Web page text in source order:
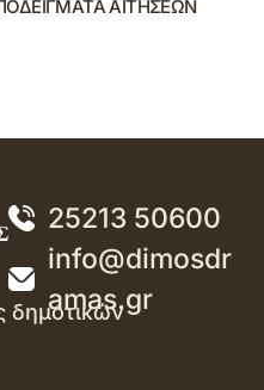
ΑΙΤΗΣΕΩΝ
25213 50600
info@dimosdr
amas.gr
δημοτικών